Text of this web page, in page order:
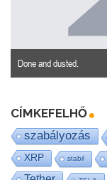
Done and dusted.
CÍMKEFELHŐ
szabályozás
XRP stabil